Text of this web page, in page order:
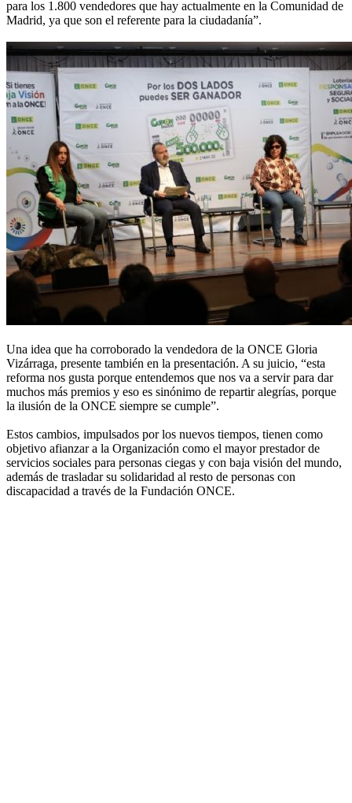
para los 1.800 vendedores que hay actualmente en la Comunidad de
Madrid, ya que son el referente para la ciudadanía”.
Una idea que ha corroborado la vendedora de la ONCE Gloria
Vizárraga, presente también en la presentación. A su juicio, “esta
reforma nos gusta porque entendemos que nos va a servir para dar
muchos más premios y eso es sinónimo de repartir alegrías, porque
la ilusión de la ONCE siempre se cumple”.
Estos cambios, impulsados por los nuevos tiempos, tienen como
objetivo afianzar a la Organización como el mayor prestador de
servicios sociales para personas ciegas y con baja visión del mundo,
además de trasladar su solidaridad al resto de personas con
discapacidad a través de la Fundación ONCE.